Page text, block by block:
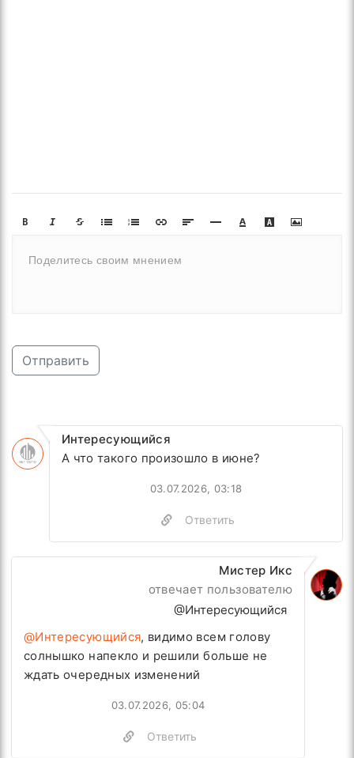
Отправить
Интересующийся
А что такого произошло в июне?
03.07.2026, 03:18
Ответить
Мистер Икс
отвечает пользователю
@Интересующийся
@Интересующийся, видимо всем голову
солнышко напекло и решили больше не
ждать очередных изменений
Ответить
03.07.2026, 05:04